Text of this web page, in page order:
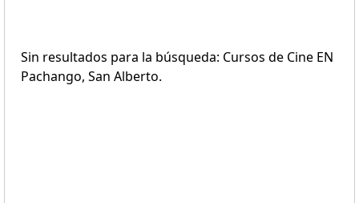
Sin resultados para la búsqueda: Cursos de Cine EN
Pachango, San Alberto.